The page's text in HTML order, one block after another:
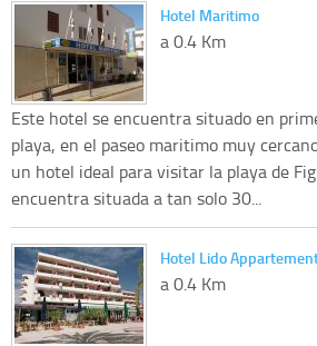
Hotel Maritimo
a 0.4 Km
Este hotel se encuentra situado en
playa, en el paseo maritimo muy
un hotel ideal para visitar la playa de
encuentra situada a tan solo 30...
Hotel Lido
a 0.4 Km